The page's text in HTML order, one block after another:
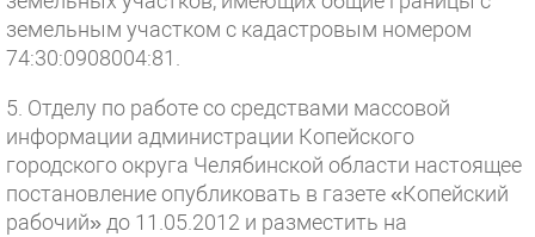
земельным участком с кадастровым номером
74:30:0908004:81.
5. Отделу по работе со средствами массовой
информации администрации Копейского
городского округа Челябинской области настоящее
постановление опубликовать в газете «Копейский
рабочий» до 11.05.2012 и разместить на